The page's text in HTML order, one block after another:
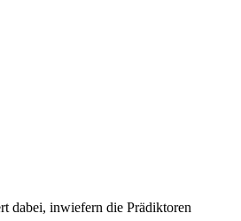
dabei, inwiefern die Prädiktoren